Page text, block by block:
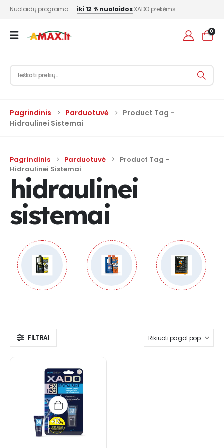
Nuolaidų programa — iki 12 % nuolaidosXADO prekėms
0
Pagrindinis Parduotuvė
Product Tag -
Hidraulinei Sistemai
Pagrindinis Parduotuvė
Product Tag -
Hidraulinei Sistemai
hidraulinei
sistemai
FILTRAI